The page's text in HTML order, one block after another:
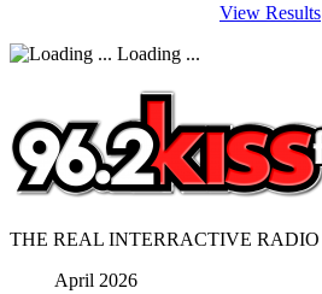
View Results
Loading ...
THE REAL INTERRACTIVE RADIO
April 2026